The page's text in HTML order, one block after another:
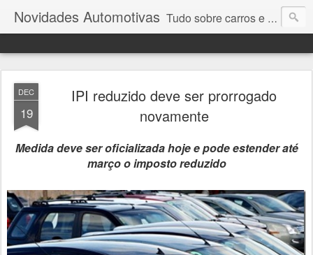
Novidades Automotivas Tudo sobre carros e motores
DEC
19
IPI reduzido deve ser prorrogado
novamente
Medida deve ser oficializada hoje e pode estender até
março o imposto reduzido